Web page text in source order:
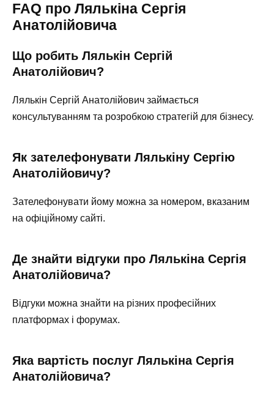
FAQ про Лялькіна Сергія
Анатолійовича
Що робить Лялькін Сергій
Анатолійович?
Лялькін Сергій Анатолійович займається
консультуванням та розробкою стратегій для бізнесу.
Як зателефонувати Лялькіну Сергію
Анатолійовичу?
Зателефонувати йому можна за номером, вказаним
на офіційному сайті.
Де знайти відгуки про Лялькіна Сергія
Анатолійовича?
Відгуки можна знайти на різних професійних
платформах і форумах.
Яка вартість послуг Лялькіна Сергія
Анатолійовича?